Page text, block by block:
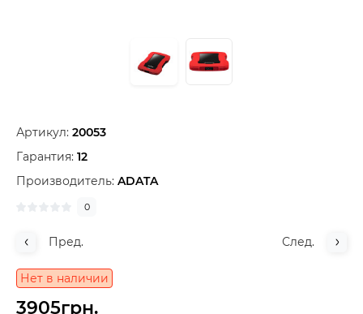
Артикул: 20053
Гарантия: 12
Производитель: ADATA
0
Пред. След.
Нет в наличии
3905грн.